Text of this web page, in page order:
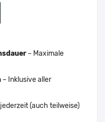
– Maximale
– Inklusive aller
(auch teilweise)